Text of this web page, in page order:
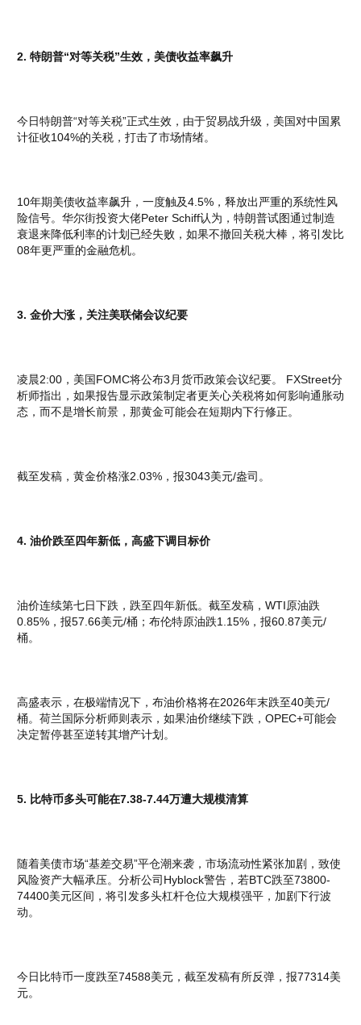
2. 特朗普“对等关税”生效，美债收益率飙升
今日特朗普“对等关税”正式生效，由于贸易战升级，美国对中国累
计征收104%的关税，打击了市场情绪。
10年期美债收益率飙升，一度触及4.5%，释放出严重的系统性风
险信号。华尔街投资大佬Peter Schiff认为，特朗普试图通过制造
衰退来降低利率的计划已经失败，如果不撤回关税大棒，将引发比
08年更严重的金融危机。
3. 金价大涨，关注美联储会议纪要
凌晨2:00，美国FOMC将公布3月货币政策会议纪要。 FXStreet分
析师指出，如果报告显示政策制定者更关心关税将如何影响通胀动
态，而不是增长前景，那黄金可能会在短期内下行修正。
截至发稿，黄金价格涨2.03%，报3043美元/盎司。
4. 油价跌至四年新低，高盛下调目标价
油价连续第七日下跌，跌至四年新低。截至发稿，WTI原油跌
0.85%，报57.66美元/桶；布伦特原油跌1.15%，报60.87美元/
桶。
高盛表示，在极端情况下，布油价格将在2026年末跌至40美元/
桶。荷兰国际分析师则表示，如果油价继续下跌，OPEC+可能会
决定暂停甚至逆转其增产计划。
5. 比特币多头可能在7.38-7.44万遭大规模清算
随着美债市场“基差交易”平仓潮来袭，市场流动性紧张加剧，致使
风险资产大幅承压。分析公司Hyblock警告，若BTC跌至73800-
74400美元区间，将引发多头杠杆仓位大规模强平，加剧下行波
动。
今日比特币一度跌至74588美元，截至发稿有所反弹，报77314美
元。